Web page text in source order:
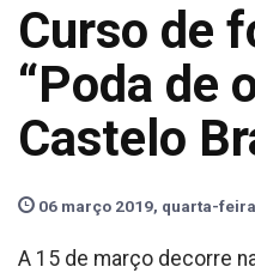
Curso de
“Poda de
Castelo
06 março 2019, quarta-feira
A 15 de março decorre